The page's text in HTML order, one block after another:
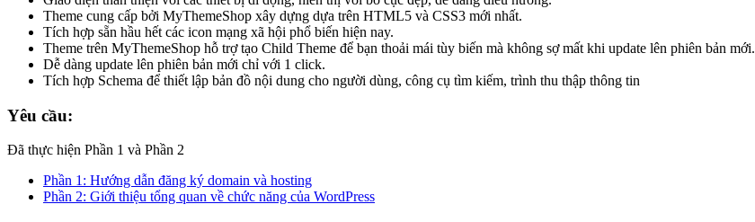
Theme cung cấp bởi MyThemeShop xây dựng dựa trên HTML5 và CSS3 mới nhất.
Tích hợp sẵn hầu hết các icon mạng xã hội phổ biến hiện nay.
Theme trên MyThemeShop hỗ trợ tạo Child Theme để bạn thoải mái tùy biến mà không sợ mất khi update lên phiên bản mới.
Dễ dàng update lên phiên bản mới chỉ với 1 click.
Tích hợp Schema để thiết lập bản đồ nội dung cho người dùng, công cụ tìm kiếm, trình thu thập thông tin
Yêu cầu:
Đã thực hiện Phần 1 và Phần 2
Phần 1: Hướng dẫn đăng ký domain và hosting
Phần 2: Giới thiệu tổng quan về chức năng của WordPress